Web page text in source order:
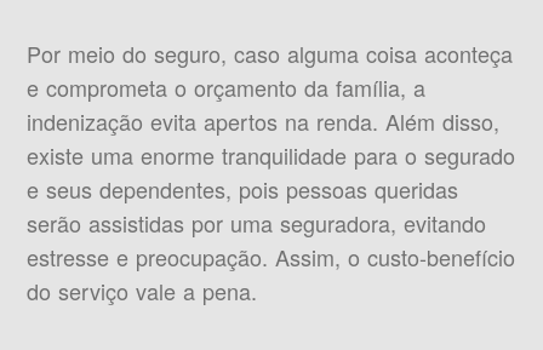
Por meio do seguro, caso alguma coisa aconteça
e comprometa o orçamento da família, a
indenização evita apertos na renda. Além disso,
existe uma enorme tranquilidade para o segurado
e seus dependentes, pois pessoas queridas
serão assistidas por uma seguradora, evitando
estresse e preocupação. Assim, o custo-benefício
do serviço vale a pena.